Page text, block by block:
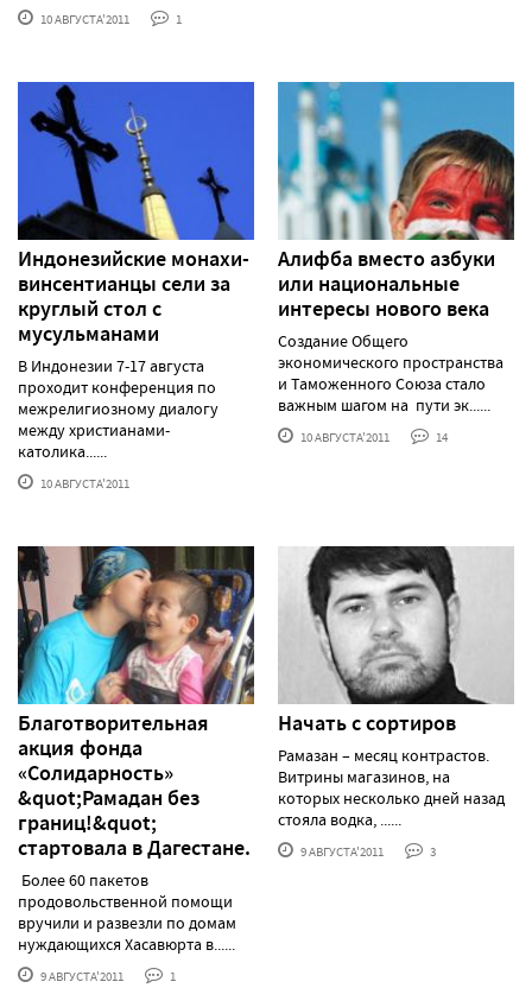
10 АВГУСТА'2011 1
Индонезийские монахи-
винсентианцы сели за
круглый стол с
мусульманами
В Индонезии 7-17 августа
проходит конференция по
межрелигиозному диалогу
между христианами-
католика......
10 АВГУСТА'2011
Алифба вместо азбуки
или национальные
интересы нового века
Создание Общего
экономического пространства
и Таможенного Союза стало
важным шагом на пути эк......
10 АВГУСТА'2011 14
Благотворительная
акция фонда
«Солидарность»
&quot;Рамадан без
границ!&quot;
стартовала в Дагестане.
Более 60 пакетов
продовольственной помощи
вручили и развезли по домам
нуждающихся Хасавюрта в......
9 АВГУСТА'2011 1
Начать с сортиров
Рамазан – месяц контрастов.
Витрины магазинов, на
которых несколько дней назад
стояла водка, ......
9 АВГУСТА'2011 3